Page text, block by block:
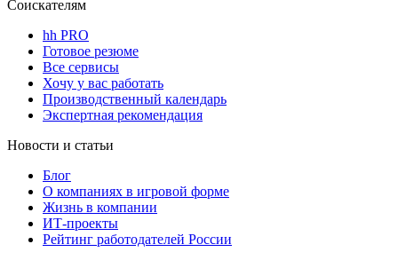
Соискателям
hh PRO
Готовое резюме
Все сервисы
Хочу у вас работать
Производственный календарь
Экспертная рекомендация
Новости и статьи
Блог
О компаниях в игровой форме
Жизнь в компании
ИТ-проекты
Рейтинг работодателей России